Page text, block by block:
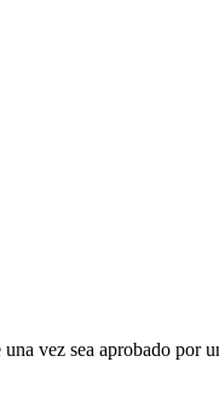
vez sea aprobado por